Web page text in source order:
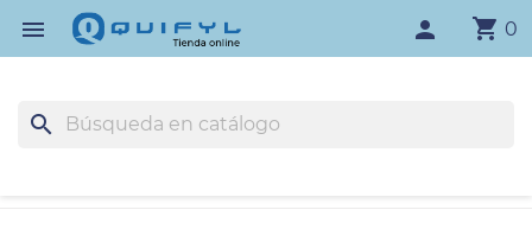
 shopping_cart 0
person
search